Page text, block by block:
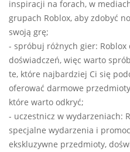
inspiracji na forach, w
grupach Roblox, aby zdobyć
swoją grę;
- spróbuj różnych gier:
doświadczeń, więc warto
te, które najbardziej Ci się
oferować darmowe
które warto odkryć;
- uczestnicz w wydarzeniach:
specjalne wydarzenia i
ekskluzywne przedmioty,